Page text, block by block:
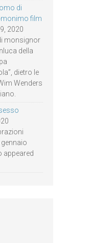
di
film
2020
monsignor
della
dietro le
Wenders
gennaio
appeared